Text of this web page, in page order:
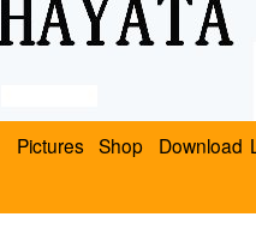
Pictures Shop Download